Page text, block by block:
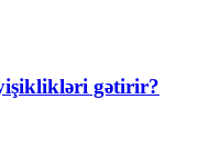
gətirir?